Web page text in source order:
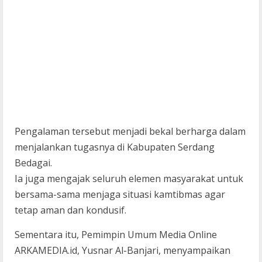
Pengalaman tersebut menjadi bekal berharga dalam
menjalankan tugasnya di Kabupaten Serdang
Bedagai.
Ia juga mengajak seluruh elemen masyarakat untuk
bersama-sama menjaga situasi kamtibmas agar
tetap aman dan kondusif.
Sementara itu, Pemimpin Umum Media Online
ARKAMEDIA.id, Yusnar Al-Banjari, menyampaikan